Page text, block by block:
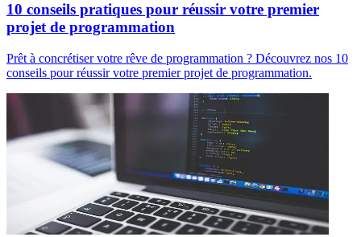
10 conseils pratiques pour réussir votre premier
projet de programmation
Prêt à concrétiser votre rêve de programmation ? Découvrez nos 10
conseils pour réussir votre premier projet de programmation.